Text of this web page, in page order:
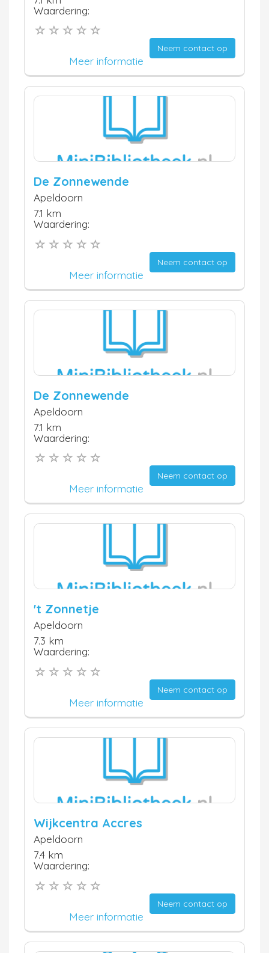
Waardering:
Neem contact op
Meer informatie
De Zonnewende
Apeldoorn
7.1 km
Waardering:
Neem contact op
Meer informatie
De Zonnewende
Apeldoorn
7.1 km
Waardering:
Neem contact op
Meer informatie
't Zonnetje
Apeldoorn
7.3 km
Waardering:
Neem contact op
Meer informatie
Wijkcentra Accres
Apeldoorn
7.4 km
Waardering:
Neem contact op
Meer informatie